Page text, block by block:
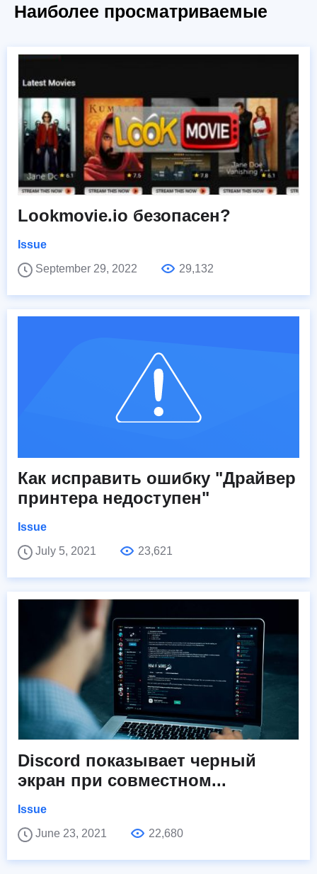
Наиболее просматриваемые
Lookmovie.io безопасен?
Issue
September 29, 2022
29,132
Как исправить ошибку "Драйвер
принтера недоступен"
Issue
July 5, 2021
23,621
Discord показывает черный
экран при совместном...
Issue
June 23, 2021
22,680